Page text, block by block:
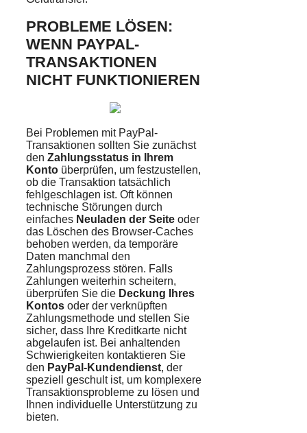
PROBLEME LÖSEN:
WENN PAYPAL-
TRANSAKTIONEN
NICHT FUNKTIONIEREN
Bei Problemen mit PayPal-
Transaktionen sollten Sie zunächst
den Zahlungsstatus in Ihrem
Konto überprüfen, um festzustellen,
ob die Transaktion tatsächlich
fehlgeschlagen ist. Oft können
technische Störungen durch
einfaches Neuladen der Seite oder
das Löschen des Browser-Caches
behoben werden, da temporäre
Daten manchmal den
Zahlungsprozess stören. Falls
Zahlungen weiterhin scheitern,
überprüfen Sie die Deckung Ihres
Kontos oder der verknüpften
Zahlungsmethode und stellen Sie
sicher, dass Ihre Kreditkarte nicht
abgelaufen ist. Bei anhaltenden
Schwierigkeiten kontaktieren Sie
den PayPal-Kundendienst, der
speziell geschult ist, um komplexere
Transaktionsprobleme zu lösen und
Ihnen individuelle Unterstützung zu
bieten.